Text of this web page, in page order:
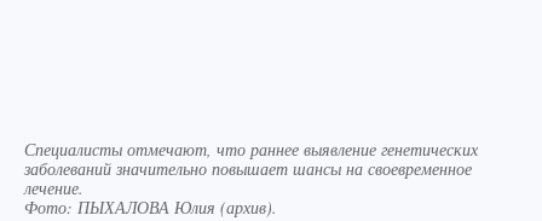
Специалисты отмечают, что раннее выявление генетических
заболеваний значительно повышает шансы на своевременное
лечение.
Фото: ПЫХАЛОВА Юлия (архив).